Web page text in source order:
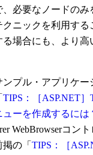
必要なノードのみ
ニックを利用する
る場合にも、より
プル・アプリケー
TIPS：［ASP.NET
ーを作成するには
WebBrowserコン
の「 TIPS：［